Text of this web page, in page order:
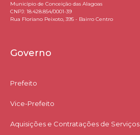
Município de Conceição das Alagoas
CNPJ: 18.428.854/0001-39
Rua Floriano Peixoto, 395 - Bairro Centro
Governo
Prefeito
Vice-Prefeito
Aquisições e Contratações de Serviços​